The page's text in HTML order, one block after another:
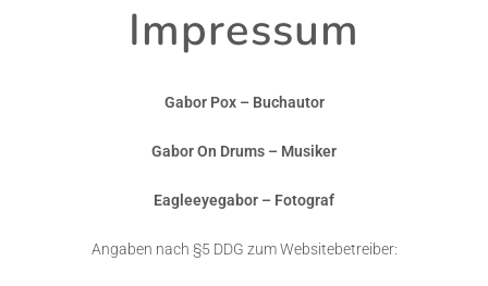
Impressum
Gabor Pox – Buchautor
Gabor On Drums – Musiker
Eagleeyegabor – Fotograf
Angaben nach §5 DDG zum Websitebetreiber: